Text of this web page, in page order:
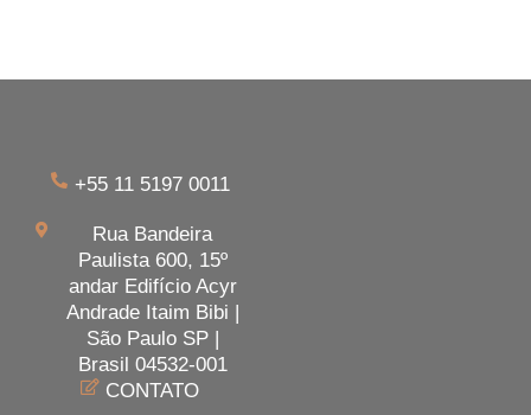
+55 11 5197 0011
Rua Bandeira
Paulista 600, 15º
andar Edifício Acyr
Andrade Itaim Bibi |
São Paulo SP |
Brasil 04532-001
CONTATO